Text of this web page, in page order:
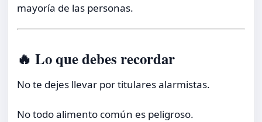
mayoría de las personas.
🔥 Lo que debes recordar
No te dejes llevar por titulares alarmistas.
No todo alimento común es peligroso.